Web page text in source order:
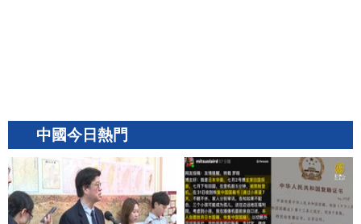
中國今日熱門